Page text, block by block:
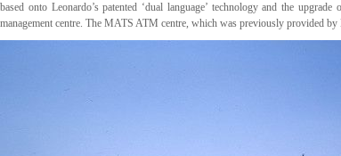
based onto Leonardo’s patented ‘dual language’ technology and the
management centre. The MATS ATM centre, which was previously provided